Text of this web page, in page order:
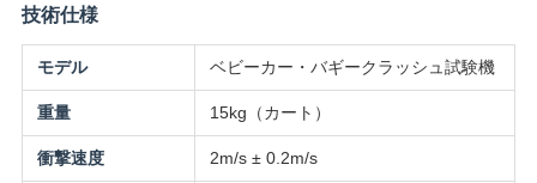
し
な
さ
技術仕様
モデル ベビーカー・バギークラッシュ試験機
重量 15kg（カート）
衝撃速度 2m/s ± 0.2m/s